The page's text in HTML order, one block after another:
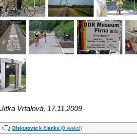
Jitka Vrtalová, 17.11.2009
Diskutovat k článku (0 reakcí)